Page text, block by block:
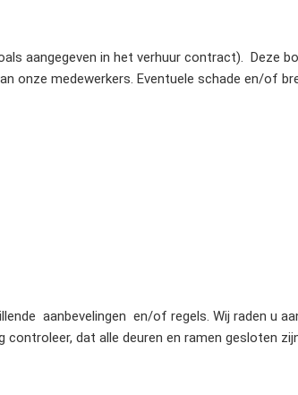
aangegeven in het verhuur contract). Deze
onze medewerkers. Eventuele schade en/of
aanbevelingen en/of regels. Wij raden u
dat alle deuren en ramen gesloten